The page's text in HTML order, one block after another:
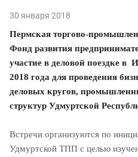
30 января 2018
Пермская торгово-
Фонд развития
участие в деловой поездке в
2018 года для проведения
деловых кругов,
структур Удмуртской
Встречи организуются по
Удмуртской ТПП с целью